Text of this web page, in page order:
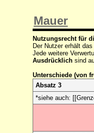
Mauer
Nutzungsrecht für
Der Nutzer erhält
Jede weitere
Ausdrücklich sind
Unterschiede (von
Absatz 3
*siehe auch: